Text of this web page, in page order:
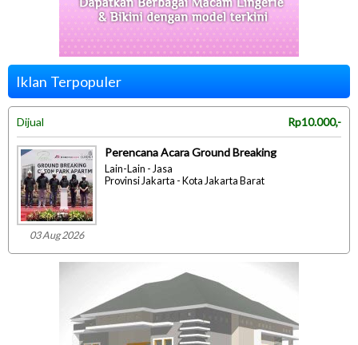
Iklan Terpopuler
Dijual Rp10.000,-
03 Aug 2026
Perencana Acara Ground Breaking
Lain-Lain - Jasa
Provinsi Jakarta - Kota Jakarta Barat